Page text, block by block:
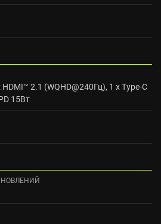
2.1 (WQHD@240Гц), 1 x Type-C
15Вт